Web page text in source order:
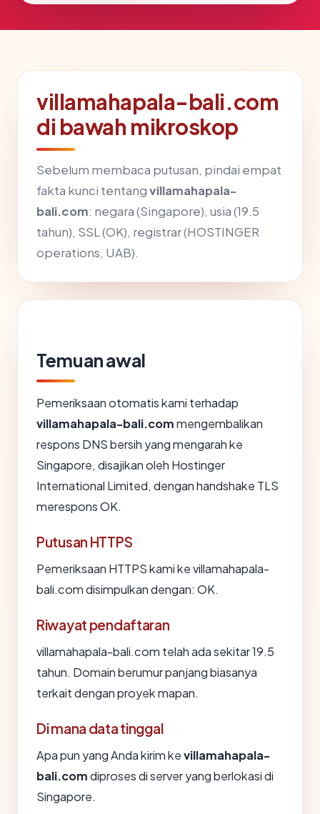
villamahapala-bali.com
di bawah mikroskop
Sebelum membaca putusan, pindai empat
fakta kunci tentangvillamahapala-
bali.com: negara (Singapore), usia (19.5
tahun), SSL (OK), registrar (HOSTINGER
operations, UAB).
Temuan awal
Pemeriksaan otomatis kami terhadap
villamahapala-bali.commengembalikan
respons DNS bersih yang mengarah ke
Singapore, disajikan oleh Hostinger
International Limited, dengan handshake TLS
merespons OK.
Putusan HTTPS
Pemeriksaan HTTPS kami ke villamahapala-
bali.com disimpulkan dengan: OK.
Riwayat pendaftaran
villamahapala-bali.com telah ada sekitar 19.5
tahun. Domain berumur panjang biasanya
terkait dengan proyek mapan.
Di mana data tinggal
Apa pun yang Anda kirim kevillamahapala-
bali.comdiproses di server yang berlokasi di
Singapore.